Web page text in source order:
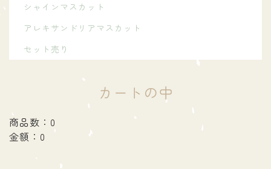
シャインマスカット
アレキサンドリアマスカット
セット売り
カートの中
商品数：0
金額：0